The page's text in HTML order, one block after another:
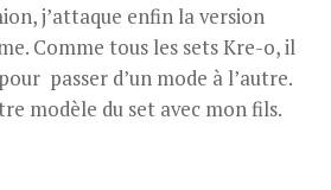
j’attaque enfin la version
Comme tous les sets Kre-o, il
passer d’un mode à l’autre.
modèle du set avec mon fils.